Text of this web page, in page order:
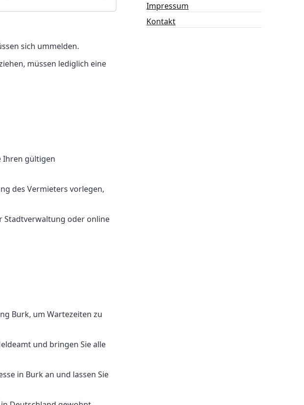
sich ummelden.
müssen lediglich eine
Ihren gültigen
des Vermieters vorlegen,
Stadtverwaltung oder online
Burk, um Wartezeiten zu
und bringen Sie alle
in Burk an und lassen Sie
Impressum
Kontakt